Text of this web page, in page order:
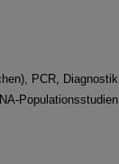
PCR,